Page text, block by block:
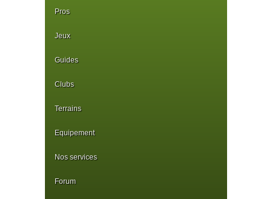
Pros
Jeux
Guides
Clubs
Terrains
Equipement
Nos services
Forum